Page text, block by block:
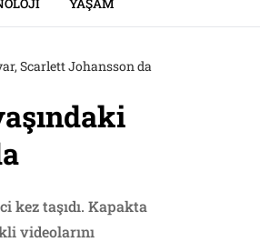
YAŞAM
Scarlett Johansson da
kez taşıdı. Kapakta
videolarını